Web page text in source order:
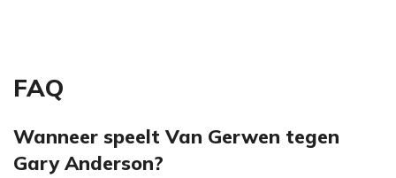
FAQ
Wanneer speelt Van Gerwen tegen
Gary Anderson?